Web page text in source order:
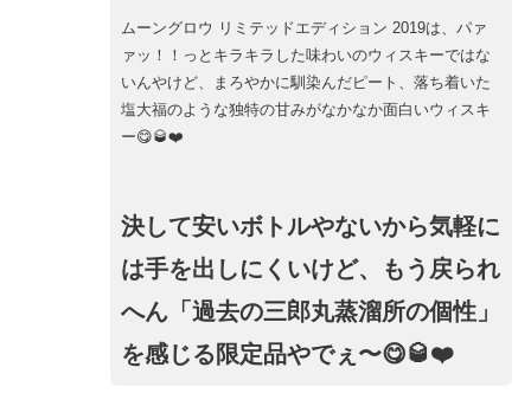
ムーングロウ リミテッドエディション 2019は、パァ
ァッ！！っとキラキラした味わいのウィスキーではな
いんやけど、まろやかに馴染んだピート、落ち着いた
塩大福のような独特の甘みがなかなか面白いウィスキ
ー😋🥃❤️
決して安いボトルやないから気軽に
は手を出しにくいけど、もう戻られ
へん「過去の三郎丸蒸溜所の個性」
を感じる限定品やでぇ〜😋🥃❤️